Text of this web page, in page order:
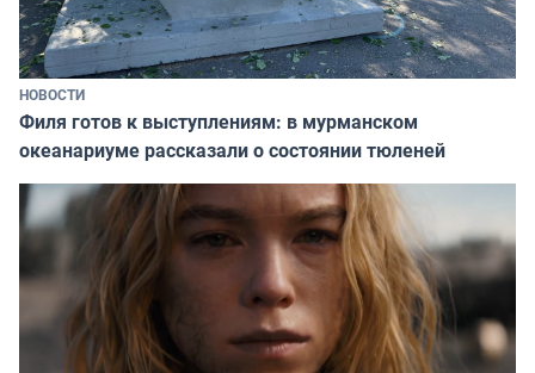
НОВОСТИ
Филя готов к выступлениям: в мурманском
океанариуме рассказали о состоянии тюленей